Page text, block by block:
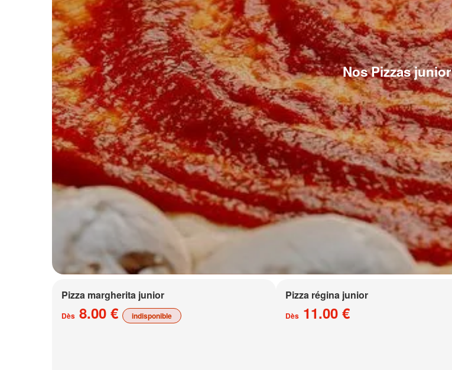
Nos Pizzas junior
Pizza margherita junior
Dès 8.00 € indisponible
Pizza régina junior
Dès11.00 €